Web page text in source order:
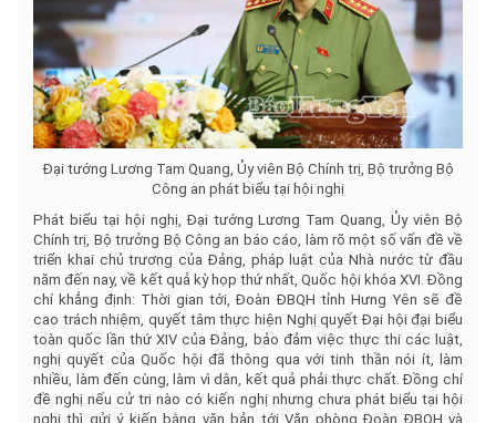
Đại tướng Lương Tam Quang, Ủy viên Bộ Chính trị, Bộ trưởng Bộ
Công an phát biểu tại hội nghị
Phát biểu tại hội nghị, Đại tướng Lương Tam Quang, Ủy viên Bộ
Chính trị, Bộ trưởng Bộ Công an báo cáo, làm rõ một số vấn đề về
triển khai chủ trương của Đảng, pháp luật của Nhà nước từ đầu
năm đến nay, về kết quả kỳ họp thứ nhất, Quốc hội khóa XVI. Đồng
chí khẳng định: Thời gian tới, Đoàn ĐBQH tỉnh Hưng Yên sẽ đề
cao trách nhiệm, quyết tâm thực hiện Nghị quyết Đại hội đại biểu
toàn quốc lần thứ XIV của Đảng, bảo đảm việc thực thi các luật,
nghị quyết của Quốc hội đã thông qua với tinh thần nói ít, làm
nhiều, làm đến cùng, làm vì dân, kết quả phải thực chất. Đồng chí
đề nghị nếu cử tri nào có kiến nghị nhưng chưa phát biểu tại hội
nghị thì gửi ý kiến bằng văn bản tới Văn phòng Đoàn ĐBQH và